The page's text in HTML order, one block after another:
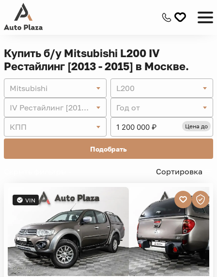
Купить б/у Mitsubishi L200 IV
Рестайлинг [2013 - 2015] в Москве.
Mitsubishi
L200
IV Рестайлинг [2013 - 2015]
Год от
КПП
Цена до
Подобрать
Сортировка
VIN